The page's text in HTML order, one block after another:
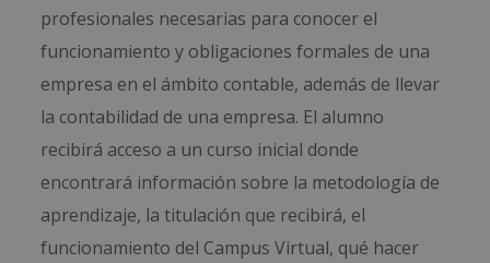
profesionales necesarias para conocer el
funcionamiento y obligaciones formales de una
empresa en el ámbito contable, además de llevar
la contabilidad de una empresa. El alumno
recibirá acceso a un curso inicial donde
encontrará información sobre la metodología de
aprendizaje, la titulación que recibirá, el
funcionamiento del Campus Virtual, qué hacer